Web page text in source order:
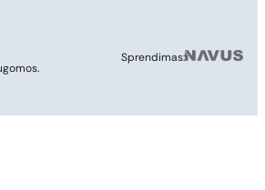
Sprendimas: MB